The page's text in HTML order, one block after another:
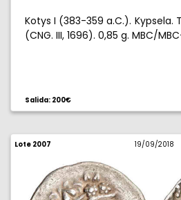
Kotys I (383-359 a.C.). Kypsela.
(CNG. III, 1696). 0,85 g. MBC/
Salida: 200€
Lote 2007 19/09/2018